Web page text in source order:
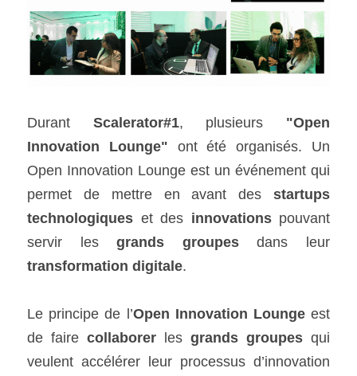
Durant Scalerator#1, plusieurs "Open
Innovation Lounge" ont été organisés. Un
Open Innovation Lounge est un événement qui
permet de mettre en avant des startups
technologiques et des innovations pouvant
servir les grands groupes
transformation digitale.
Le principe de l’Open Innovation Lounge est
de faire collaborer les grands groupes qui
veulent accélérer leur processus d’innovation